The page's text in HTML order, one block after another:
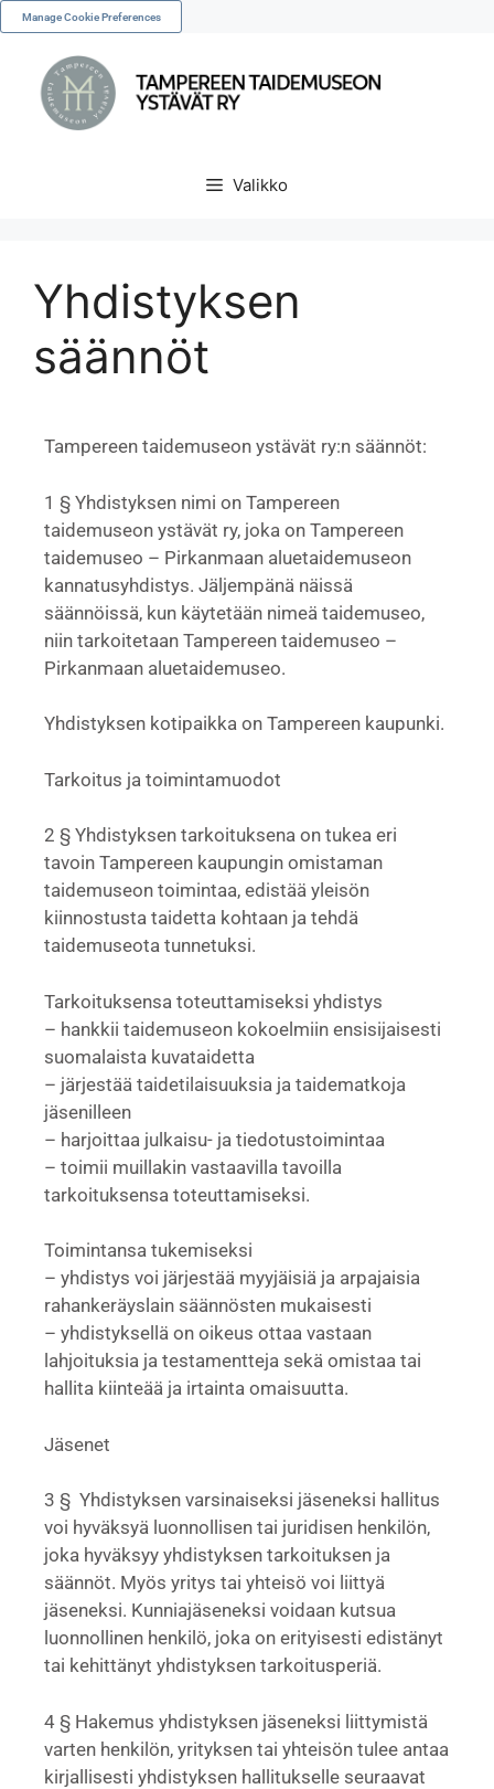
Manage Cookie Preferences
Valikko
Yhdistyksen
säännöt
Tampereen taidemuseon ystävät ry:n säännöt:
1 § Yhdistyksen nimi on Tampereen
taidemuseon ystävät ry, joka on Tampereen
taidemuseo – Pirkanmaan aluetaidemuseon
kannatusyhdistys. Jäljempänä näissä
säännöissä, kun käytetään nimeä taidemuseo,
niin tarkoitetaan Tampereen taidemuseo –
Pirkanmaan aluetaidemuseo.
Yhdistyksen kotipaikka on Tampereen kaupunki.
Tarkoitus ja toimintamuodot
2 § Yhdistyksen tarkoituksena on tukea eri
tavoin Tampereen kaupungin omistaman
taidemuseon toimintaa, edistää yleisön
kiinnostusta taidetta kohtaan ja tehdä
taidemuseota tunnetuksi.
Tarkoituksensa toteuttamiseksi yhdistys
– hankkii taidemuseon kokoelmiin ensisijaisesti
suomalaista kuvataidetta
– järjestää taidetilaisuuksia ja taidematkoja
jäsenilleen
– harjoittaa julkaisu- ja tiedotustoimintaa
– toimii muillakin vastaavilla tavoilla
tarkoituksensa toteuttamiseksi.
Toimintansa tukemiseksi
– yhdistys voi järjestää myyjäisiä ja arpajaisia
rahankeräyslain säännösten mukaisesti
– yhdistyksellä on oikeus ottaa vastaan
lahjoituksia ja testamentteja sekä omistaa tai
hallita kiinteää ja irtainta omaisuutta.
Jäsenet
3 § Yhdistyksen varsinaiseksi jäseneksi hallitus
voi hyväksyä luonnollisen tai juridisen henkilön,
joka hyväksyy yhdistyksen tarkoituksen ja
säännöt. Myös yritys tai yhteisö voi liittyä
jäseneksi. Kunniajäseneksi voidaan kutsua
luonnollinen henkilö, joka on erityisesti edistänyt
tai kehittänyt yhdistyksen tarkoitusperiä.
4 § Hakemus yhdistyksen jäseneksi liittymistä
varten henkilön, yrityksen tai yhteisön tulee antaa
kirjallisesti yhdistyksen hallitukselle seuraavat